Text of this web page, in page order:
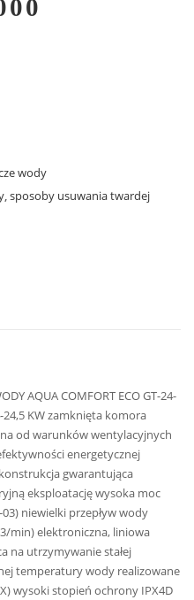
wody
,sposoby usuwania twardej
AQUA COMFORT ECO GT-24-
24,5 KW zamknięta komora
od warunków wentylacyjnych
energetycznej
gwarantująca
eksploatację wysoka moc
niewielki przepływ wody
min) elektroniczna, liniowa
na utrzymywanie stałej
temperatury wody realizowane
wysoki stopień ochrony IPX4D